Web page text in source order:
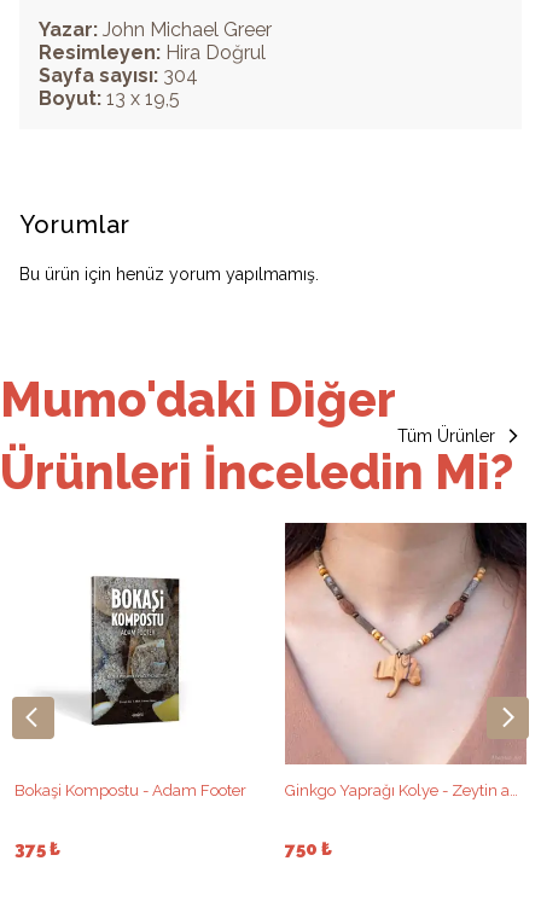
Yazar: John Michael Greer
Resimleyen: Hira Doğrul
Sayfa sayısı: 304
Boyut: 13 x 19,5
Yorumlar
Bu ürün için henüz yorum yapılmamış.
Mumo'daki Diğer
Ürünleri İnceledin Mi?
Tüm Ürünler
Bokaşi Kompostu - Adam Footer
375 ₺
Ginkgo Yaprağı Kolye - Zeytin ağacı oyma
750 ₺